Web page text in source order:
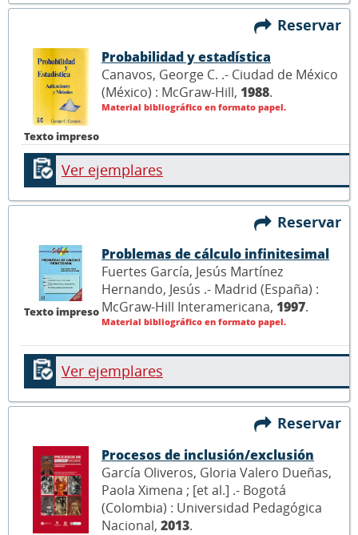
Reservar
Texto impreso
Probabilidad y estadística
Canavos, George C. .- Ciudad de México
(México) : McGraw-Hill, 1988.
Material bibliográfico en formato papel.
Ver ejemplares
Reservar
Texto impreso
Problemas de cálculo infinitesimal
Fuertes García, Jesús Martínez
Hernando, Jesús .- Madrid (España) :
McGraw-Hill Interamericana, 1997.
Material bibliográfico en formato papel.
Ver ejemplares
Reservar
Procesos de inclusión/exclusión
García Oliveros, Gloria Valero Dueñas,
Paola Ximena ; [et al.] .- Bogotá
(Colombia) : Universidad Pedagógica
Nacional, 2013.